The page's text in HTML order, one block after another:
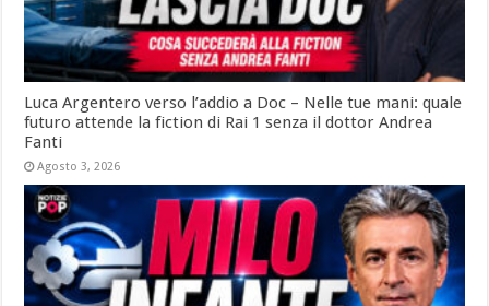
Luca Argentero verso l’addio a Doc – Nelle tue mani: quale
futuro attende la fiction di Rai 1 senza il dottor Andrea
Fanti
Agosto 3, 2026